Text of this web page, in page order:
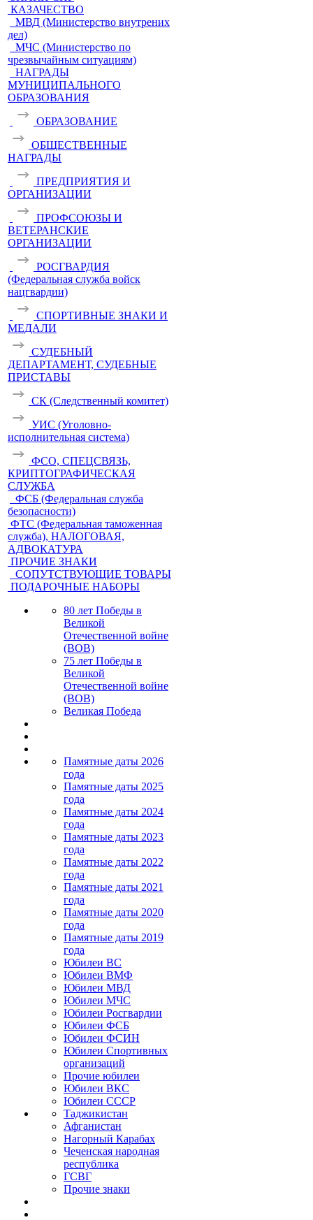
КАЗАЧЕСТВО
МВД (Министерство внутрених
дел)
МЧС (Министерство по
чрезвычайным ситуациям)
НАГРАДЫ
МУНИЦИПАЛЬНОГО
ОБРАЗОВАНИЯ
ОБРАЗОВАНИЕ
ОБЩЕСТВЕННЫЕ
НАГРАДЫ
ПРЕДПРИЯТИЯ И
ОРГАНИЗАЦИИ
ПРОФСОЮЗЫ И
ВЕТЕРАНСКИЕ
ОРГАНИЗАЦИИ
РОСГВАРДИЯ
(Федеральная служба войск
нацгвардии)
СПОРТИВНЫЕ ЗНАКИ И
МЕДАЛИ
СУДЕБНЫЙ
ДЕПАРТАМЕНТ, СУДЕБНЫЕ
ПРИСТАВЫ
СК (Следственный комитет)
УИС (Уголовно-
исполнительная система)
ФСО, СПЕЦСВЯЗЬ,
КРИПТОГРАФИЧЕСКАЯ
СЛУЖБА
ФСБ (Федеральная служба
безопасности)
ФТС (Федеральная таможенная
служба), НАЛОГОВАЯ,
АДВОКАТУРА
ПРОЧИЕ ЗНАКИ
СОПУТСТВУЮЩИЕ ТОВАРЫ
ПОДАРОЧНЫЕ НАБОРЫ
80 лет Победы в
Великой
Отечественной войне
(ВОВ)
75 лет Победы в
Великой
Отечественной войне
(ВОВ)
Великая Победа
Памятные даты 2026
года
Памятные даты 2025
года
Памятные даты 2024
года
Памятные даты 2023
года
Памятные даты 2022
года
Памятные даты 2021
года
Памятные даты 2020
года
Памятные даты 2019
года
Юбилеи ВС
Юбилеи ВМФ
Юбилеи МВД
Юбилеи МЧС
Юбилеи Росгвардии
Юбилеи ФСБ
Юбилеи ФСИН
Юбилеи Спортивных
организаций
Прочие юбилеи
Юбилеи ВКС
Юбилеи СССР
Таджикистан
Афганистан
Нагорный Карабах
Чеченская народная
республика
ГСВГ
Прочие знаки